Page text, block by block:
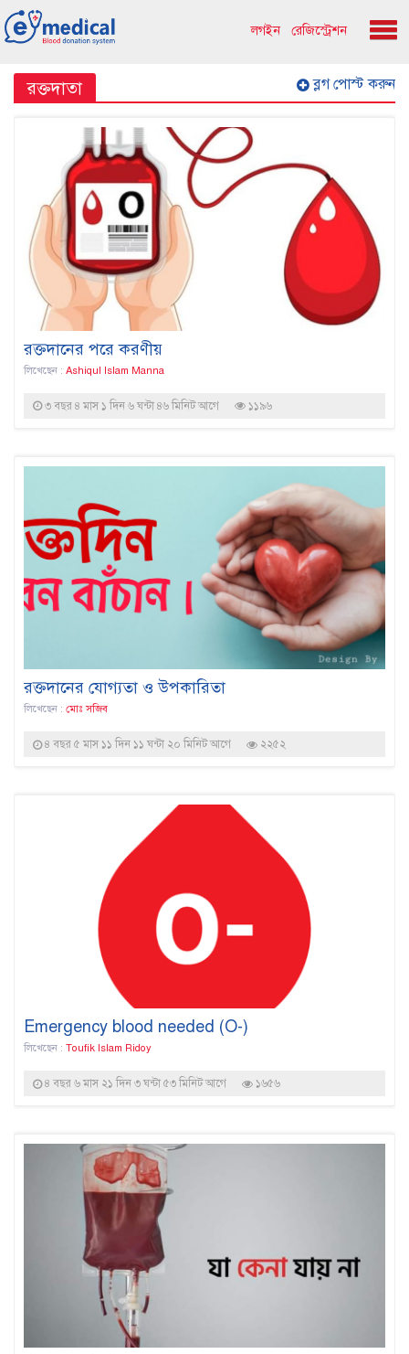
লগইন রেজিস্ট্রেশন
রক্তদাতা ব্লগ পোস্ট করুন
রক্তদানের পরে করণীয়
লিখেছেন : Ashiqul Islam Manna
৩ বছর ৪ মাস ১ দিন ৬ ঘন্টা ৪৬ মিনিট আগে ১১৯৬
রক্তদানের যোগ্যতা ও উপকারিতা
লিখেছেন : মোঃ সজিব
৪ বছর ৫ মাস ১১ দিন ১১ ঘন্টা ২০ মিনিট আগে ২২৫২
Emergency blood needed (O-)
লিখেছেন : Toufik Islam Ridoy
৪ বছর ৬ মাস ২১ দিন ৩ ঘন্টা ৫৩ মিনিট আগে ১৬৫৬